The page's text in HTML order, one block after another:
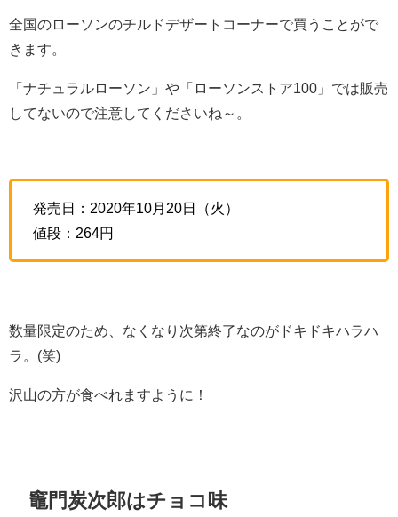
全国のローソンのチルドデザートコーナーで買うことがで
きます。
「ナチュラルローソン」や「ローソンストア100」では販売
してないので注意してくださいね～。
発売日：2020年10月20日（火）
値段：264円
数量限定のため、なくなり次第終了なのがドキドキハラハ
ラ。(笑)
沢山の方が食べれますように！
竈門炭次郎はチョコ味